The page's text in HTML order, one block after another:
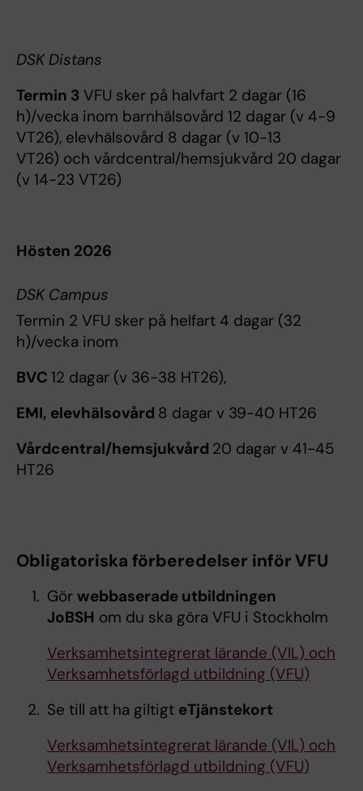
DSK Distans
Termin 3 VFU sker på halvfart 2 dagar (16
h)/vecka inom barnhälsovård 12 dagar (v 4-9
VT26), elevhälsovård 8 dagar (v 10-13
VT26) och vårdcentral/hemsjukvård 20 dagar
(v 14-23 VT26)
Hösten 2026
DSK Campus
Termin 2 VFU sker på helfart 4 dagar (32
h)/vecka inom
BVC 12 dagar (v 36-38 HT26),
EMI, elevhälsovård 8 dagar v 39-40 HT26
Vårdcentral/hemsjukvård 20 dagar v 41-45
HT26
Obligatoriska förberedelser inför VFU
Gör webbaserade utbildningen
JoBSH om du ska göra VFU i Stockholm
Verksamhetsintegrerat lärande (VIL) och
Verksamhetsförlagd utbildning (VFU)
Se till att ha giltigt eTjänstekort
Verksamhetsintegrerat lärande (VIL) och
Verksamhetsförlagd utbildning (VFU)